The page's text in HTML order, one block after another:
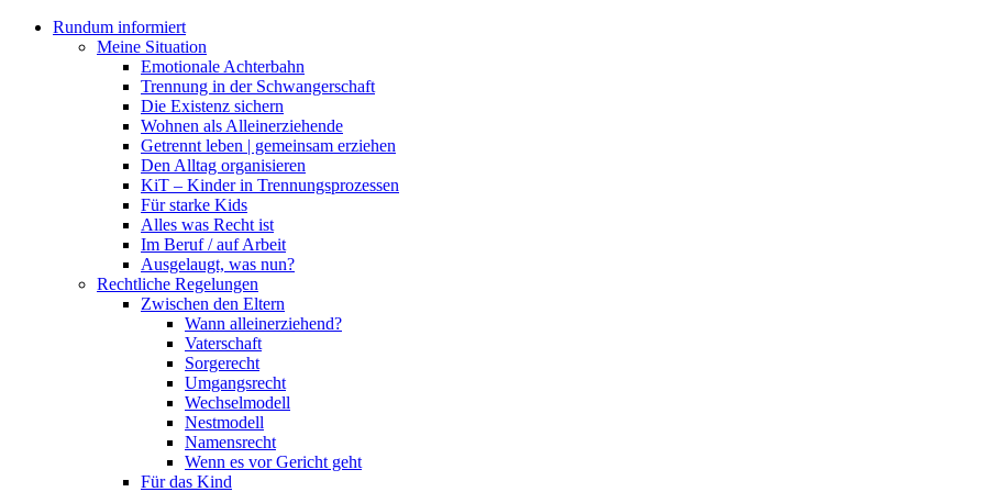
Rundum informiert
Meine Situation
Emotionale Achterbahn
Trennung in der Schwangerschaft
Die Existenz sichern
Wohnen als Alleinerziehende
Getrennt leben | gemeinsam erziehen
Den Alltag organisieren
KiT – Kinder in Trennungsprozessen
Für starke Kids
Alles was Recht ist
Im Beruf / auf Arbeit
Ausgelaugt, was nun?
Rechtliche Regelungen
Zwischen den Eltern
Wann alleinerziehend?
Vaterschaft
Sorgerecht
Umgangsrecht
Wechselmodell
Nestmodell
Namensrecht
Wenn es vor Gericht geht
Für das Kind